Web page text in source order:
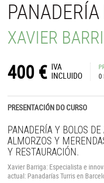
XAVIER
400 €
IVA
INCLUIDO
0
PRESENTACIÓN DO CURSO
PANADERÍA Y BOLOS
ALMORZOS Y
Y RESTAURACIÓN.
Xavier Barriga: Especialista e
actual: Panadarías Turris en